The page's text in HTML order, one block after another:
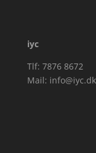
iyc
Tlf: 7876 8672
Mail: info@iyc.dk